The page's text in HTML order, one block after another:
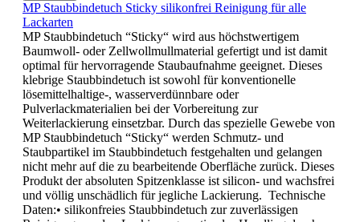
MP Staubbindetuch Sticky silikonfrei Reinigung für alle
Lackarten
MP Staubbindetuch “Sticky“ wird aus höchstwertigem
Baumwoll- oder Zellwollmullmaterial gefertigt und ist damit
optimal für hervorragende Staubaufnahme geeignet. Dieses
klebrige Staubbindetuch ist sowohl für konventionelle
lösemittelhaltige-, wasserverdünnbare oder
Pulverlackmaterialien bei der Vorbereitung zur
Weiterlackierung einsetzbar. Durch das spezielle Gewebe von
MP Staubbindetuch “Sticky“ werden Schmutz- und
Staubpartikel im Staubbindetuch festgehalten und gelangen
nicht mehr auf die zu bearbeitende Oberfläche zurück. Dieses
Produkt der absoluten Spitzenklasse ist silicon- und wachsfrei
und völlig unschädlich für jegliche Lackierung. Technische
Daten:• silikonfreies Staubbindetuch zur zuverlässigen